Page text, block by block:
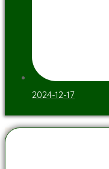
2024-12-17